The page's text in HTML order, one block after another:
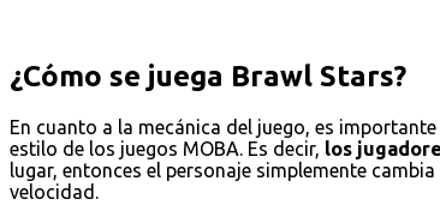
¿Cómo se juega Brawl Stars?
En cuanto a la mecánica del juego, es
estilo de los juegos MOBA. Es decir, los
lugar, entonces el personaje simplemente
velocidad.